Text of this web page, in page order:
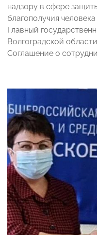
надзору в сфере
благополучия
Главный
Волгоградской области
Соглашение о